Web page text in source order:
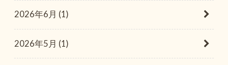
2026年6月 (1)
2026年5月 (1)